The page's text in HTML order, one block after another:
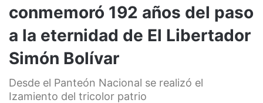
conmemoró 192 años del paso
a la eternidad de El Libertador
Simón Bolívar
Desde el Panteón Nacional se realizó el
Izamiento del tricolor patrio